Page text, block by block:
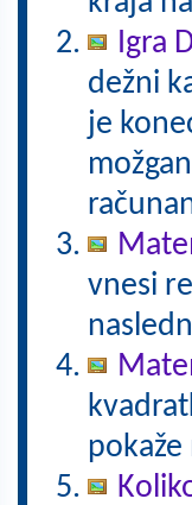
Igra
dežni
je
vnesi